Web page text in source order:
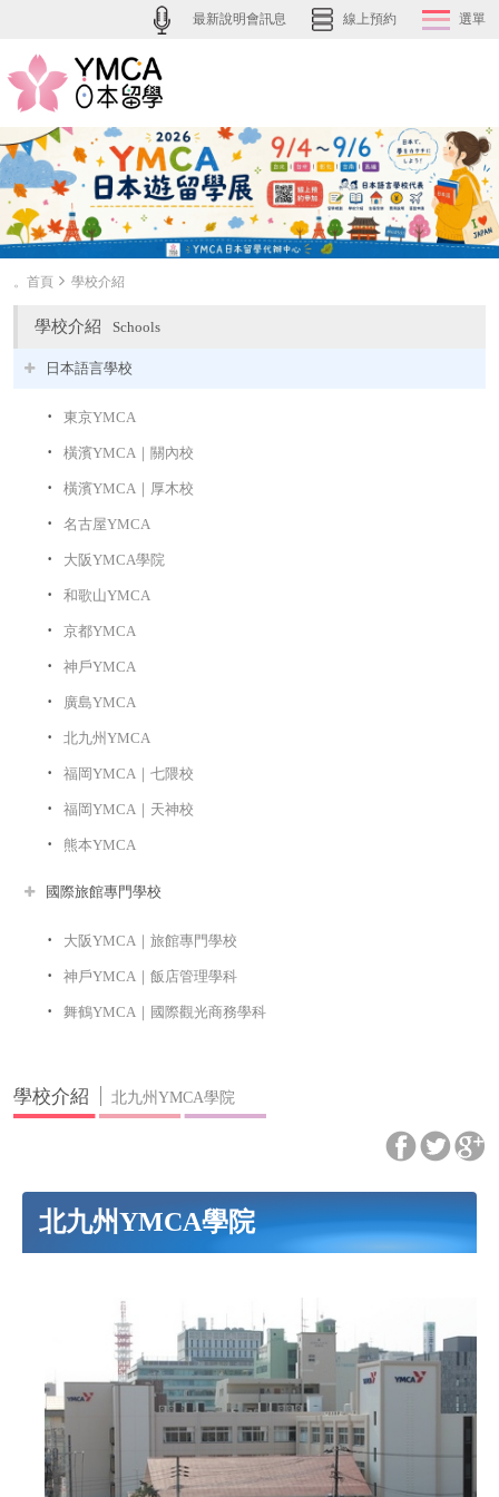
最新說明會訊息 線上預約 選單
。首頁 學校介紹
學校介紹 Schools
日本語言學校
東京YMCA
橫濱YMCA｜關內校
橫濱YMCA｜厚木校
名古屋YMCA
大阪YMCA學院
和歌山YMCA
京都YMCA
神戶YMCA
廣島YMCA
北九州YMCA
福岡YMCA｜七隈校
福岡YMCA｜天神校
熊本YMCA
國際旅館專門學校
大阪YMCA｜旅館專門學校
神戶YMCA｜飯店管理學科
舞鶴YMCA｜國際觀光商務學科
學校介紹 北九州YMCA學院
北九州YMCA學院